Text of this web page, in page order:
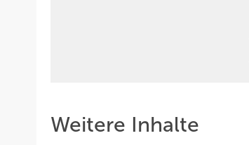
Weitere Inhalte